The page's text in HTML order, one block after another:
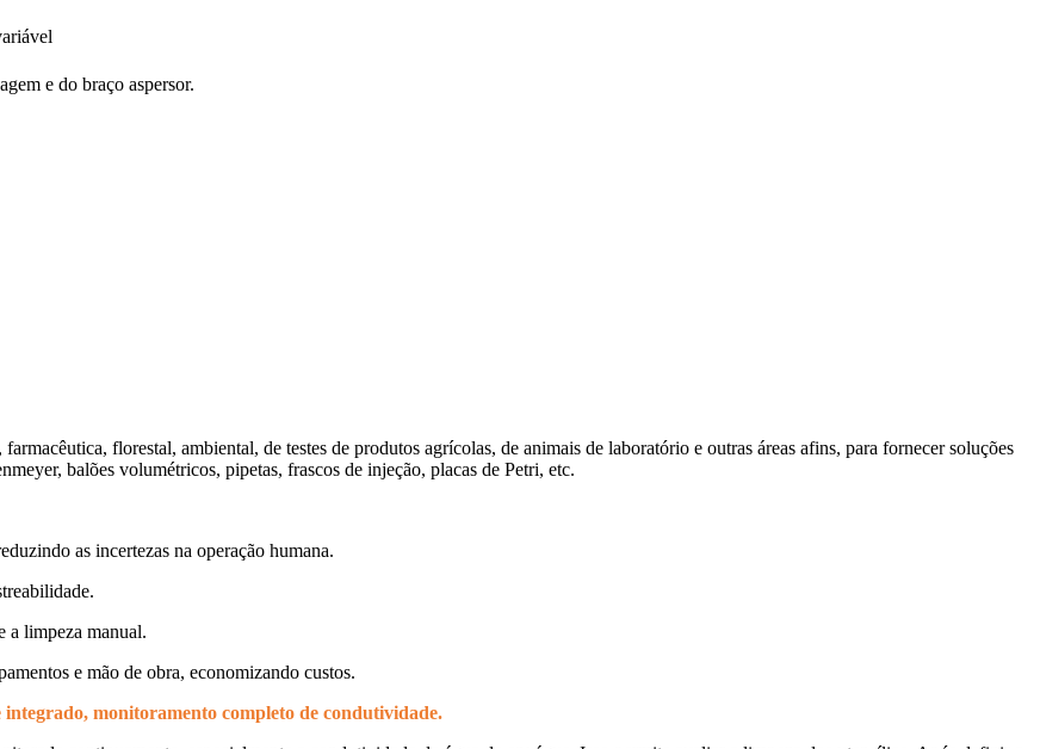
e do braço aspersor.
florestal, ambiental, de testes de produtos agrícolas, de animais de laboratório e outras áreas afins, para fornecer soluções
balões volumétricos, pipetas, frascos de injeção, placas de Petri, etc.
as incertezas na operação humana.
a limpeza manual.
e mão de obra, economizando custos.
monitoramento completo de condutividade.